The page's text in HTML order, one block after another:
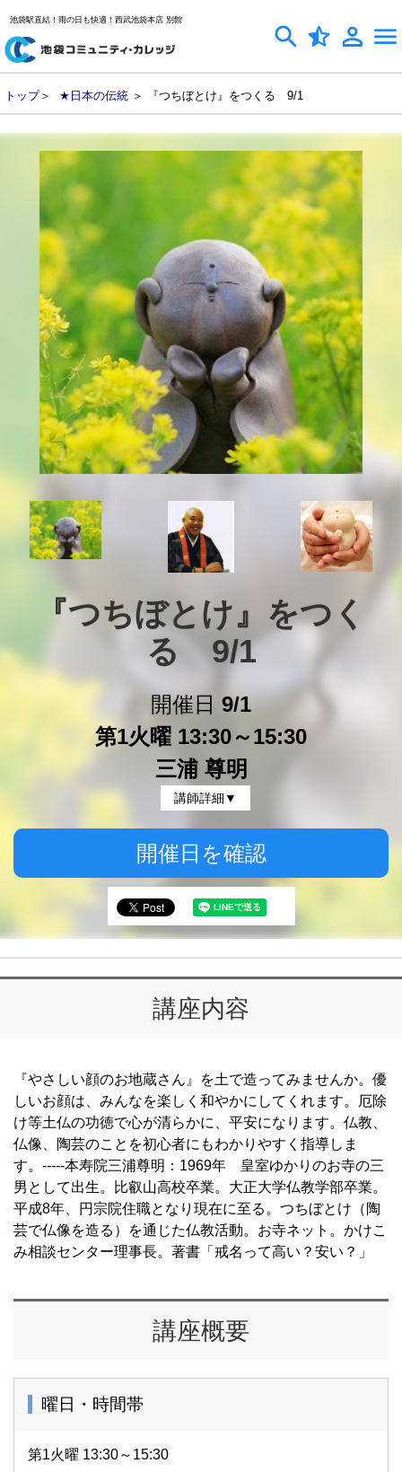
池袋駅直結！雨の日も快適！西武池袋本店 別館
トップ＞ ★日本の伝統 ＞ 『つちぼとけ』をつくる 9/1
『つちぼとけ』をつく
る　9/1
開催日 9/1
第1火曜 13:30～15:30
三浦 尊明
講師詳細▼
開催日を確認
講座内容
『やさしい顔のお地蔵さん』を土で造ってみませんか。優
しいお顔は、みんなを楽しく和やかにしてくれます。厄除
け等土仏の功徳で心が清らかに、平安になります。仏教、
仏像、陶芸のことを初心者にもわかりやすく指導しま
す。-----本寿院三浦尊明：1969年 皇室ゆかりのお寺の三
男として出生。比叡山高校卒業。大正大学仏教学部卒業。
平成8年、円宗院住職となり現在に至る。つちぼとけ（陶
芸で仏像を造る）を通じた仏教活動。お寺ネット。かけこ
み相談センター理事長。著書「戒名って高い？安い？」
講座概要
曜日・時間帯
第1火曜 13:30～15:30